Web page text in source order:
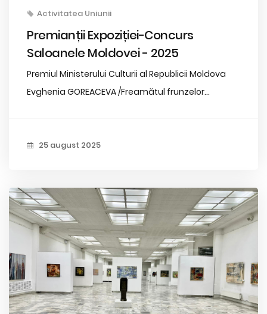
Activitatea Uniunii
Premianții Expoziției-Concurs
Saloanele Moldovei - 2025
Premiul Ministerului Culturii al Republicii Moldova
Evghenia GOREACEVA /Freamătul frunzelor...
25 august 2025